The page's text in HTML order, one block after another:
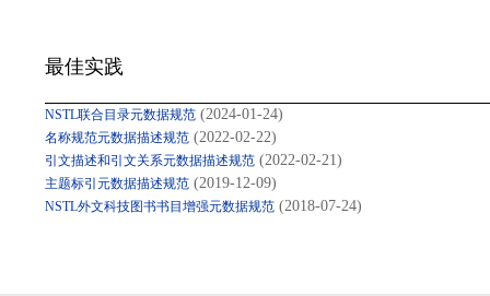
最佳实践
NSTL联合目录元数据规范 (2024-01-24)
名称规范元数据描述规范 (2022-02-22)
引文描述和引文关系元数据描述规范 (2022-02-21)
主题标引元数据描述规范 (2019-12-09)
NSTL外文科技图书书目增强元数据规范 (2018-07-24)